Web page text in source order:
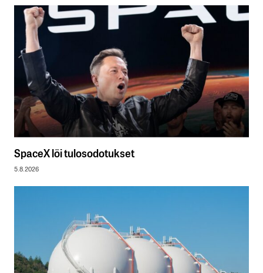
SpaceX löi tulosodotukset
5.8.2026